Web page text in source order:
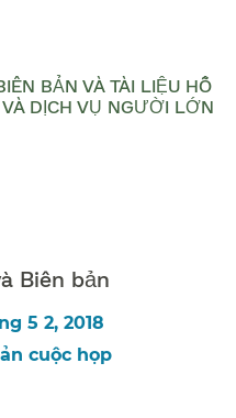
BẢN VÀ TÀI LIỆU HỖ
DỊCH VỤ NGƯỜI LỚN
Biên bản​​
5 2, 2018​​
cuộc họp​​